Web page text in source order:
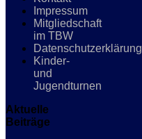
Impressum
Mitgliedschaft
im TBW
Datenschutzerklärung
Kinder-
und
Jugendturnen
Aktuelle
Beiträge